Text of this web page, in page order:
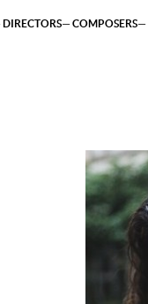
DIRECTORS COMPOSERS